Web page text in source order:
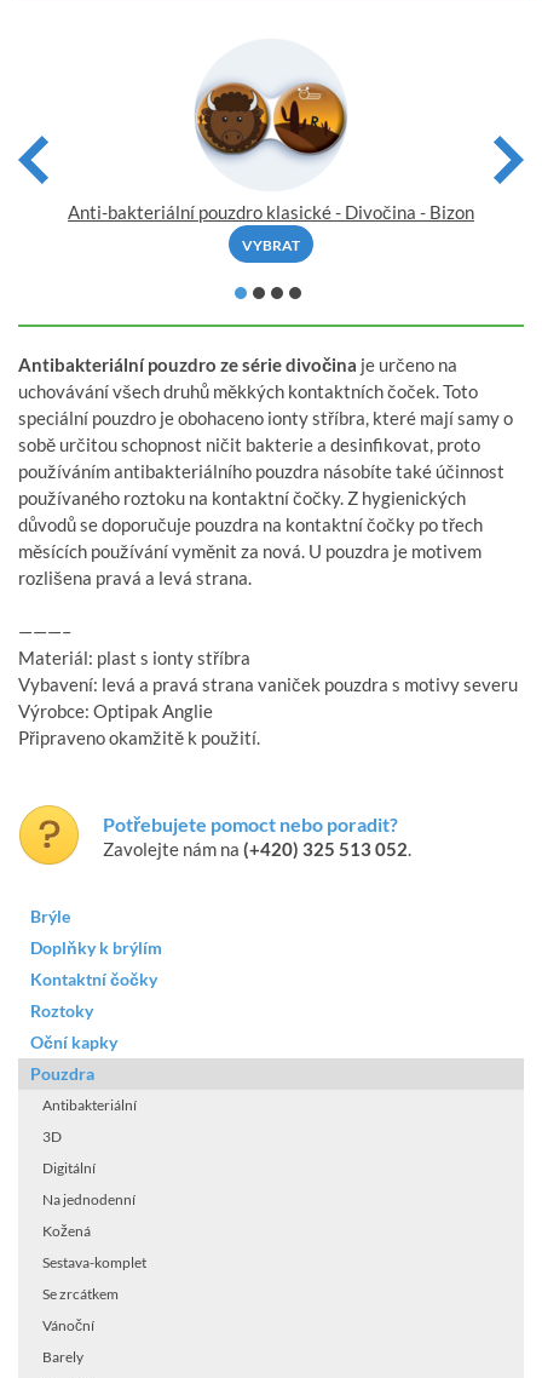
Anti-bakteriální pouzdro klasické - Divočina - Bizon
VYBRAT
Antibakteriální pouzdro ze série divočina je určeno na
uchovávání všech druhů měkkých kontaktních čoček. Toto
speciální pouzdro je obohaceno ionty stříbra, které mají samy o
sobě určitou schopnost ničit bakterie a desinfikovat, proto
používáním antibakteriálního pouzdra násobíte také účinnost
používaného roztoku na kontaktní čočky. Z hygienických
důvodů se doporučuje pouzdra na kontaktní čočky po třech
měsících používání vyměnit za nová. U pouzdra je motivem
rozlišena pravá a levá strana.
———–
Materiál: plast s ionty stříbra
Vybavení: levá a pravá strana vaniček pouzdra s motivy severu
Výrobce: Optipak Anglie
Připraveno okamžitě k použití.
Potřebujete pomoct nebo poradit?
Zavolejte nám na (+420) 325 513 052.
Brýle
Doplňky k brýlím
Kontaktní čočky
Roztoky
Oční kapky
Pouzdra
Antibakteriální
3D
Digitální
Na jednodenní
Kožená
Sestava-komplet
Se zrcátkem
Vánoční
Barely